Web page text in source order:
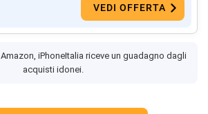
VEDI OFFERTA
iPhoneItalia riceve un guadagno dagli
acquisti idonei.